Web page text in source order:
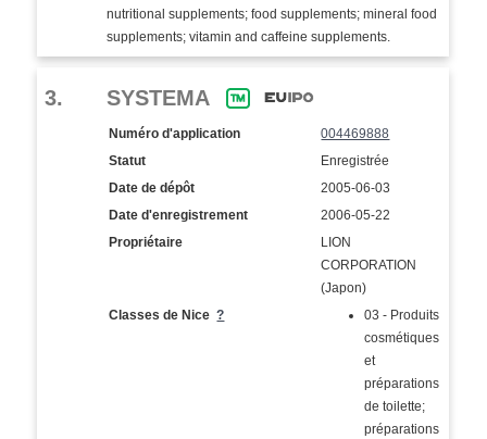
nutritional supplements; food supplements; mineral food
supplements; vitamin and caffeine supplements.
3. SYSTEMA
Numéro d'application
004469888
Statut
Enregistrée
Date de dépôt
2005-06-03
Date d'enregistrement
2006-05-22
Propriétaire
LION
CORPORATION
(Japon)
Classes de Nice?
03 - Produits
cosmétiques
et
préparations
de toilette;
préparations